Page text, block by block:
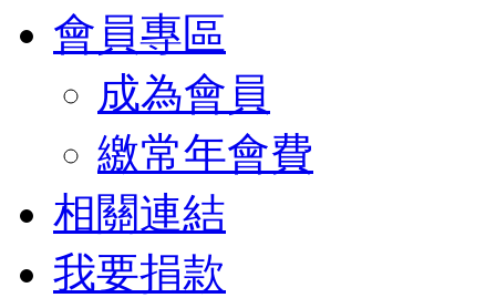
會員專區
成為會員
繳常年會費
相關連結
我要捐款